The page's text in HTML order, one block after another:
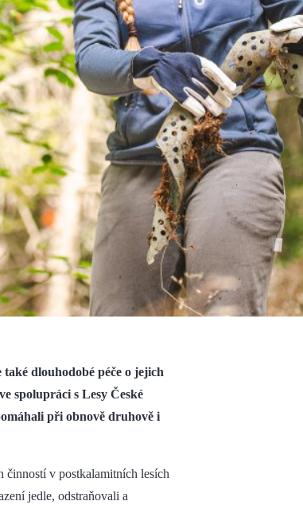
dlouhodobé péče o jejich
spolupráci s Lesy České
při obnově druhově i
v postkalamitních lesích
jedle, odstraňovali a